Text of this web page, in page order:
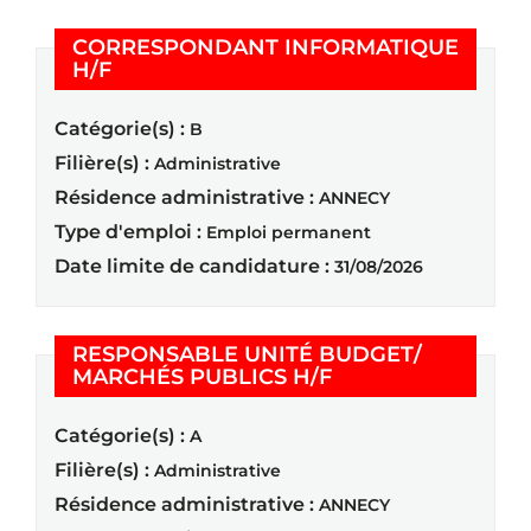
CORRESPONDANT INFORMATIQUE
H/F(Nouvelle fenêtre)
Catégorie(s) : B
Filière(s) : Administrative
Résidence administrative : ANNECY
Type d'emploi : Emploi permanent
Date limite de candidature : 31/08/2026
RESPONSABLE UNITÉ BUDGET/
MARCHÉS PUBLICS H/F(Nouvelle fenêtre)
Catégorie(s) : A
Filière(s) : Administrative
Résidence administrative : ANNECY